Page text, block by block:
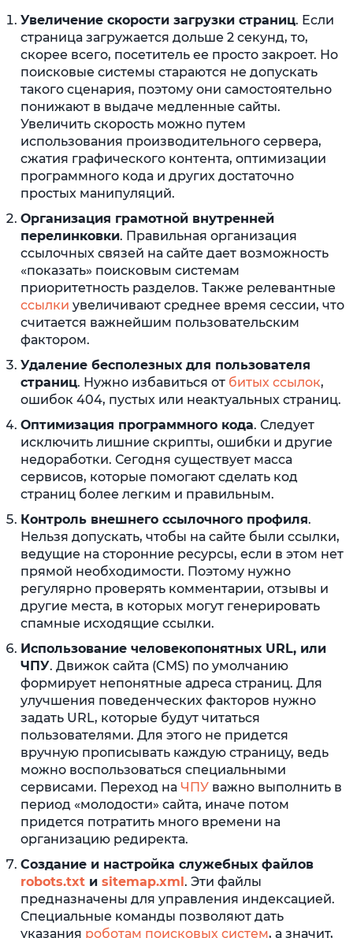
Увеличение скорости загрузки страниц. Если
страница загружается дольше 2 секунд, то,
скорее всего, посетитель ее просто закроет. Но
поисковые системы стараются не допускать
такого сценария, поэтому они самостоятельно
понижают в выдаче медленные сайты.
Увеличить скорость можно путем
использования производительного сервера,
сжатия графического контента, оптимизации
программного кода и других достаточно
простых манипуляций.
Организация грамотной внутренней
перелинковки. Правильная организация
ссылочных связей на сайте дает возможность
«показать» поисковым системам
приоритетность разделов. Также релевантные
ссылки увеличивают среднее время сессии, что
считается важнейшим пользовательским
фактором.
Удаление бесполезных для пользователя
страниц. Нужно избавиться от битых ссылок,
ошибок 404, пустых или неактуальных страниц.
Оптимизация программного кода. Следует
исключить лишние скрипты, ошибки и другие
недоработки. Сегодня существует масса
сервисов, которые помогают сделать код
страниц более легким и правильным.
Контроль внешнего ссылочного профиля.
Нельзя допускать, чтобы на сайте были ссылки,
ведущие на сторонние ресурсы, если в этом нет
прямой необходимости. Поэтому нужно
регулярно проверять комментарии, отзывы и
другие места, в которых могут генерировать
спамные исходящие ссылки.
Использование человекопонятных URL, или
ЧПУ. Движок сайта (CMS) по умолчанию
формирует непонятные адреса страниц. Для
улучшения поведенческих факторов нужно
задать URL, которые будут читаться
пользователями. Для этого не придется
вручную прописывать каждую страницу, ведь
можно воспользоваться специальными
сервисами. Переход на ЧПУ важно выполнить в
период «молодости» сайта, иначе потом
придется потратить много времени на
организацию редиректа.
Создание и настройка служебных файлов
robots.txt и sitemap.xml . Эти файлы
предназначены для управления индексацией.
Специальные команды позволяют дать
указания роботам поисковых систем, а значит,